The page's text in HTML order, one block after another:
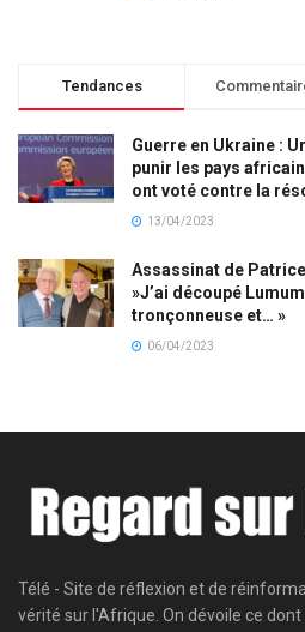
Tendances
Guerre en Ukraine :
punir les pays
ont voté contre la
13/04/2023
Assassinat de
»J’ai découpé
tronçonneuse et… »
06/04/2023
Télé - Site de réflexion et de
vérité sur l'Afrique. On dévoile ce